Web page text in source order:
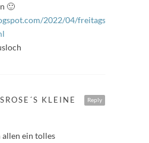
🙂
2022/04/freitagsfuller-
Reply
KLEINE
allen ein tolles